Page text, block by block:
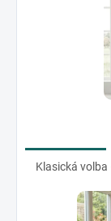
Klasická